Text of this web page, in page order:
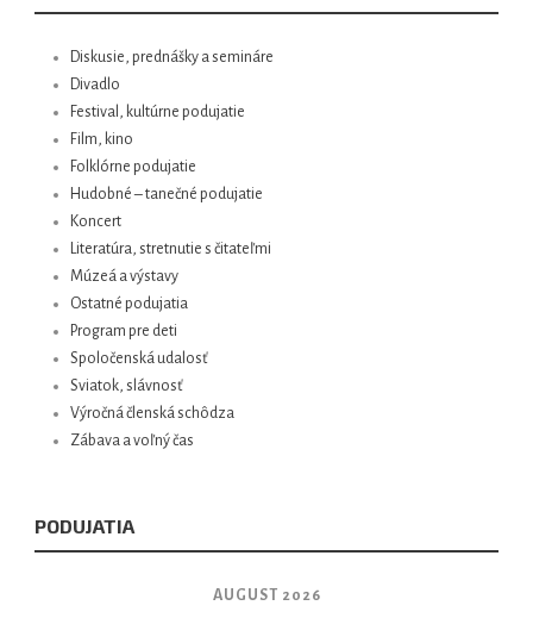
Diskusie, prednášky a semináre
Divadlo
Festival, kultúrne podujatie
Film, kino
Folklórne podujatie
Hudobné – tanečné podujatie
Koncert
Literatúra, stretnutie s čitateľmi
Múzeá a výstavy
Ostatné podujatia
Program pre deti
Spoločenská udalosť
Sviatok, slávnosť
Výročná členská schôdza
Zábava a voľný čas
PODUJATIA
AUGUST 2026